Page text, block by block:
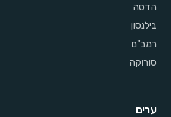
הדסה
בילנסון
רמב"ם
סורוקה
ערים